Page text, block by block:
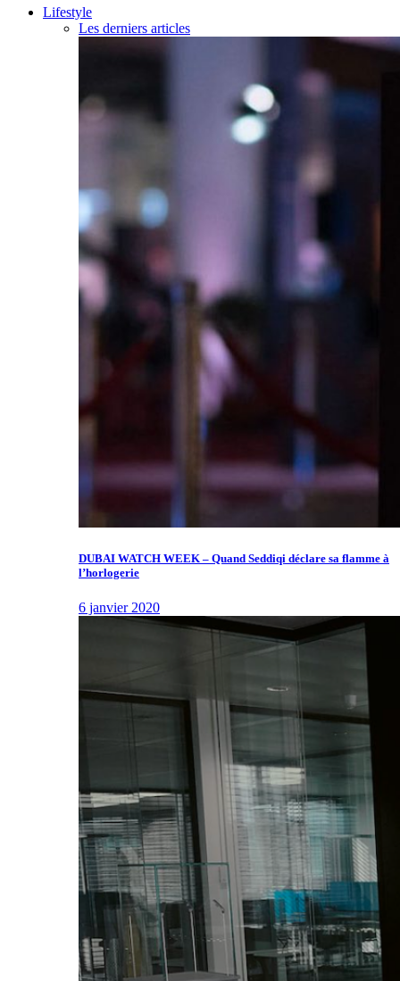
Lifestyle
Les derniers articles
DUBAI WATCH WEEK – Quand Seddiqi déclare sa flamme à
l’horlogerie
6 janvier 2020